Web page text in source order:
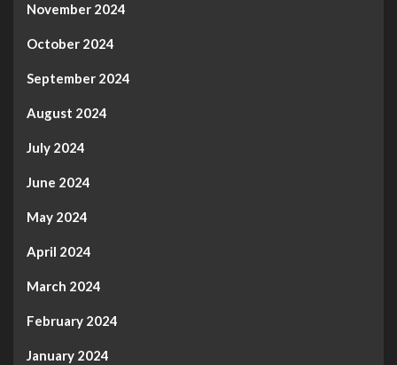
November 2024
October 2024
September 2024
August 2024
July 2024
June 2024
May 2024
April 2024
March 2024
February 2024
January 2024